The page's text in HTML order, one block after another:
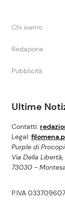
Ultime
Contatti:
Legal:
Purple di
Via Della Libertà,
73030 -
P.IVA
Chi siamo
Redazione
Pubblicità